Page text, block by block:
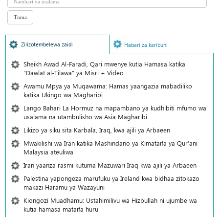
Zilizotembelewa zaidi Habari za karibuni
Sheikh Awad Al-Faradi, Qari mwenye kutia Hamasa katika
“Dawlat al-Tilawa” ya Misri + Video
Awamu Mpya ya Muqawama: Hamas yaangazia mabadiliko
katika Ukingo wa Magharibi
Lango Bahari La Hormuz na mapambano ya kudhibiti mfumo wa
usalama na utambulisho wa Asia Magharibi
Likizo ya siku sita Karbala, Iraq, kwa ajili ya Arbaeen
Mwakilishi wa Iran katika Mashindano ya Kimataifa ya Qur’ani
Malaysia ateuliwa
Iran yaanza rasmi kutuma Mazuwari Iraq kwa ajili ya Arbaeen
Palestina yapongeza marufuku ya Ireland kwa bidhaa zitokazo
makazi Haramu ya Wazayuni
Kiongozi Muadhamu: Ustahimilivu wa Hizbullah ni ujumbe wa
kutia hamasa mataifa huru